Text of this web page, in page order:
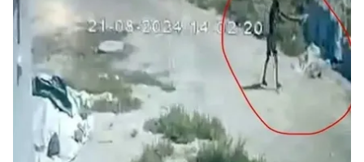
almak için lütfen